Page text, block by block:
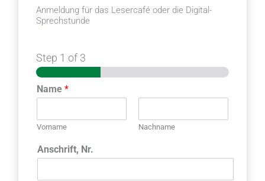
Anmeldung für das Lesercafé oder die Digital-
Sprechstunde
Step 1 of 3
Name *
Vorname Nachname
Anschrift, Nr.